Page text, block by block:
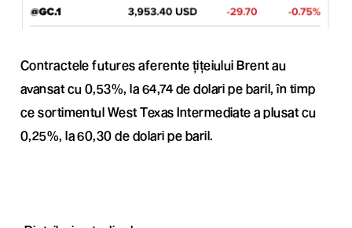
Contractele futures aferente țițeiului Brent au
avansat cu 0,53%, la 64,74 de dolari pe baril, în timp
ce sortimentul West Texas Intermediate a plusat cu
0,25%, la 60,30 de dolari pe baril.